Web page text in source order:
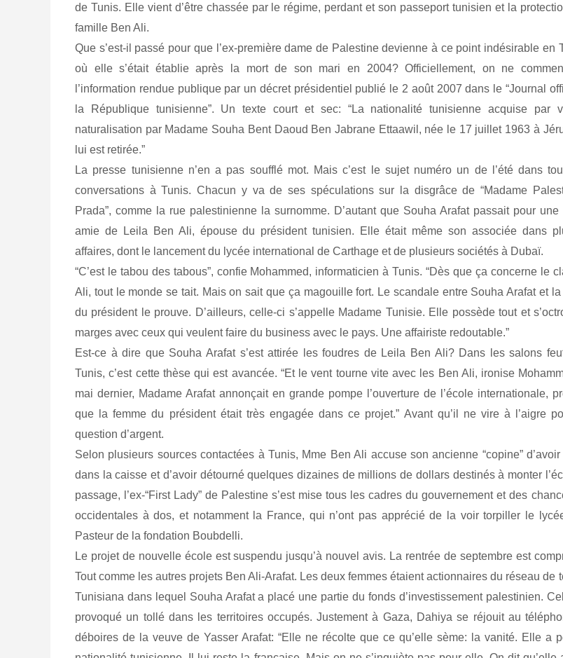
de Tunis. Elle vient d’être chassée par le régime, perdant et son passeport tunisien et la
famille Ben Ali.
Que s’est-il passé pour que l’ex-première dame de Palestine devienne à ce point indésirable en
où elle s’était établie après la mort de son mari en 2004? Officiellement, on ne
l’information rendue publique par un décret présidentiel publié le 2 août 2007 dans le “Journal
la République tunisienne”. Un texte court et sec: “La nationalité tunisienne acquise par
naturalisation par Madame Souha Bent Daoud Ben Jabrane Ettaawil, née le 17 juillet 1963 à
lui est retirée.”
La presse tunisienne n’en a pas soufflé mot. Mais c’est le sujet numéro un de l’été dans
conversations à Tunis. Chacun y va de ses spéculations sur la disgrâce de “Madame
Prada”, comme la rue palestinienne la surnomme. D’autant que Souha Arafat passait pour une
amie de Leila Ben Ali, épouse du président tunisien. Elle était même son associée dans
affaires, dont le lancement du lycée international de Carthage et de plusieurs sociétés à Dubaï.
“C’est le tabou des tabous”, confie Mohammed, informaticien à Tunis. “Dès que ça concerne le
Ali, tout le monde se tait. Mais on sait que ça magouille fort. Le scandale entre Souha Arafat et la
du président le prouve. D’ailleurs, celle-ci s’appelle Madame Tunisie. Elle possède tout et
marges avec ceux qui veulent faire du business avec le pays. Une affairiste redoutable.”
Est-ce à dire que Souha Arafat s’est attirée les foudres de Leila Ben Ali? Dans les salons
Tunis, c’est cette thèse qui est avancée. “Et le vent tourne vite avec les Ben Ali, ironise
mai dernier, Madame Arafat annonçait en grande pompe l’ouverture de l’école internationale,
que la femme du président était très engagée dans ce projet.” Avant qu’il ne vire à l’aigre
question d’argent.
Selon plusieurs sources contactées à Tunis, Mme Ben Ali accuse son ancienne “copine”
dans la caisse et d’avoir détourné quelques dizaines de millions de dollars destinés à monter
passage, l’ex-“First Lady” de Palestine s’est mise tous les cadres du gouvernement et des
occidentales à dos, et notamment la France, qui n’ont pas apprécié de la voir torpiller le
Pasteur de la fondation Boubdelli.
Le projet de nouvelle école est suspendu jusqu’à nouvel avis. La rentrée de septembre est
Tout comme les autres projets Ben Ali-Arafat. Les deux femmes étaient actionnaires du réseau de
Tunisiana dans lequel Souha Arafat a placé une partie du fonds d’investissement palestinien.
provoqué un tollé dans les territoires occupés. Justement à Gaza, Dahiya se réjouit au
déboires de la veuve de Yasser Arafat: “Elle ne récolte que ce qu’elle sème: la vanité. Elle a